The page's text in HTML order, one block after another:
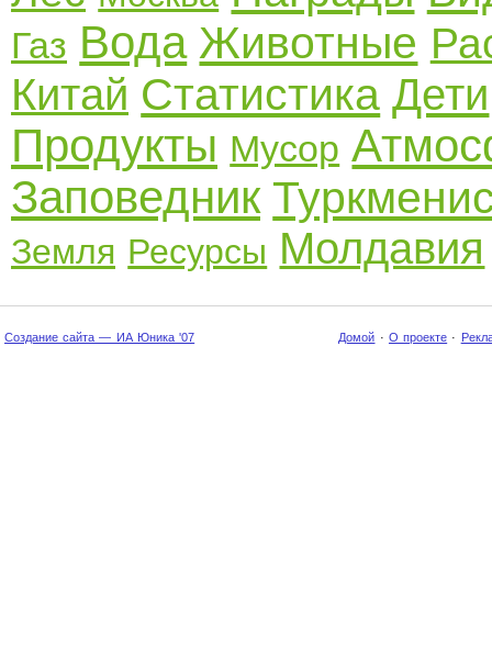
Газ Вода Животные
Китай Статистика Дети
Продукты Мусор
Заповедник
Земля Ресурсы Молдавия
Создание сайта — ИА Юника '07 Домой · О проекте ·